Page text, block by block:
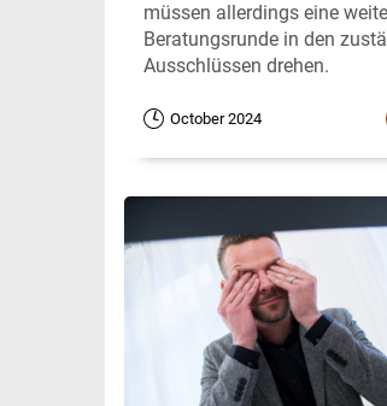
müssen allerdings eine
Beratungsrunde in den
Ausschlüssen drehen.
October 2024